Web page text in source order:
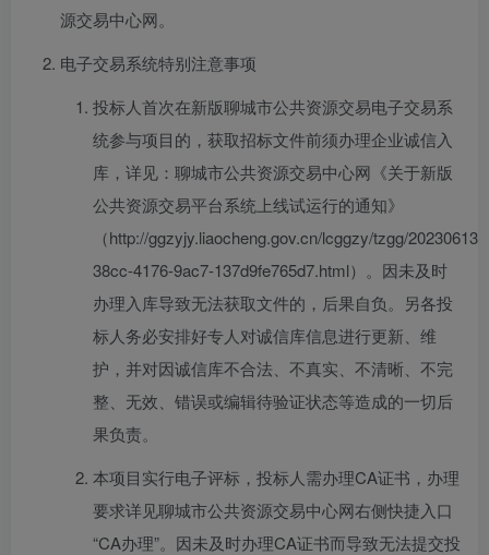
源交易中心网。
电子交易系统特别注意事项
投标人首次在新版聊城市公共资源交易电子交易系
统参与项目的，获取招标文件前须办理企业诚信入
库，详见：聊城市公共资源交易中心网《关于新版
公共资源交易平台系统上线试运行的通知》
（http://ggzyjy.liaocheng.gov.cn/lcggzy/tzgg/
38cc-4176-9ac7-137d9fe765d7.html）。因未及时
办理入库导致无法获取文件的，后果自负。另各投
标人务必安排好专人对诚信库信息进行更新、维
护，并对因诚信库不合法、不真实、不清晰、不完
整、无效、错误或编辑待验证状态等造成的一切后
果负责。
本项目实行电子评标，投标人需办理CA证书，办理
要求详见聊城市公共资源交易中心网右侧快捷入口
“CA办理”。因未及时办理CA证书而导致无法提交投